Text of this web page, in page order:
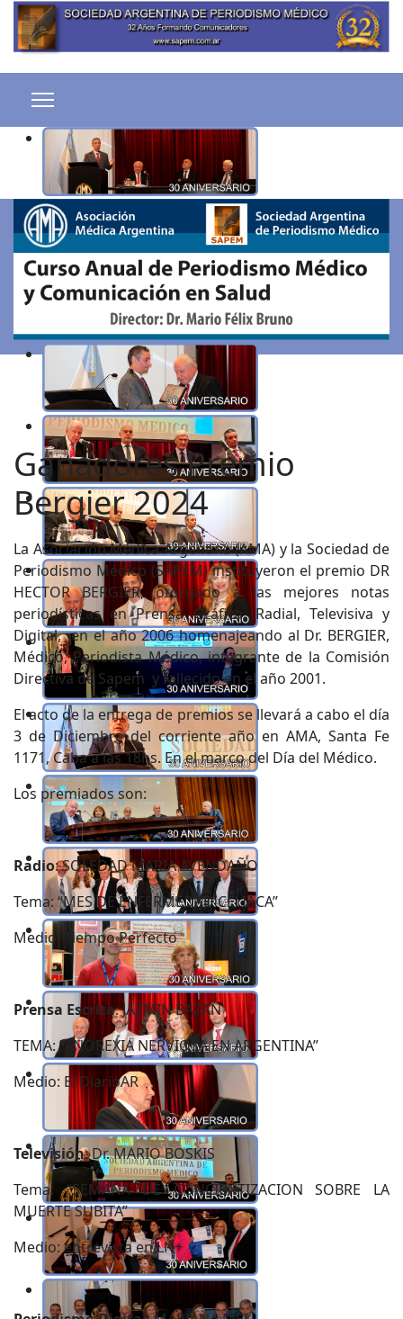
Ganadores Premio
Bergier 2024
La Asociación Médica Argentina (AMA) y la Sociedad de
Periodismo Médico (SAPEM) instituyeron el premio DR
HECTOR BERGIER, otorgado a las mejores notas
periodísticas en Prensa Gráfica, Radial, Televisiva y
Digital, en el año 2006 homenajeando al Dr. BERGIER,
Médico, Periodista Médico, integrante de la Comisión
Directiva de Sapem y fallecido en el año 2001.
El acto de la entrega de premios se llevará a cabo el día
3 de Diciembre del corriente año en AMA, Santa Fe
1171, Caba a las 18hs. En el marco del Día del Médico.
Los premiados son:
Radio: SOLEDAD MARIA AVENDAÑO
Tema: “MES DE ENFERMEDAD CELIACA”
Medio: Tiempo Perfecto
Prensa Escrita: JAZMIN BAZAN
TEMA: “ANOREXIA NERVIOSA EN ARGENTINA”
Medio: El DiarioAR
Televisión: Dr. MARIO BOSKIS
Tema: “SEMANA DE CONCIENTIZACION SOBRE LA
MUERTE SUBITA”
Medio: entrevista en LN+